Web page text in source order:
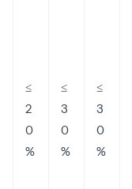
≤
2
0
%
≤
3
0
%
≤
3
0
%